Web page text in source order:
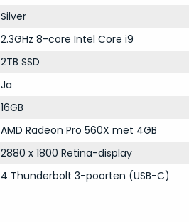
Silver
2.3GHz 8-core Intel Core i9
2TB SSD
Ja
16GB
AMD Radeon Pro 560X met 4GB
2880 x 1800 Retina-display
4 Thunderbolt 3-poorten (USB-C)